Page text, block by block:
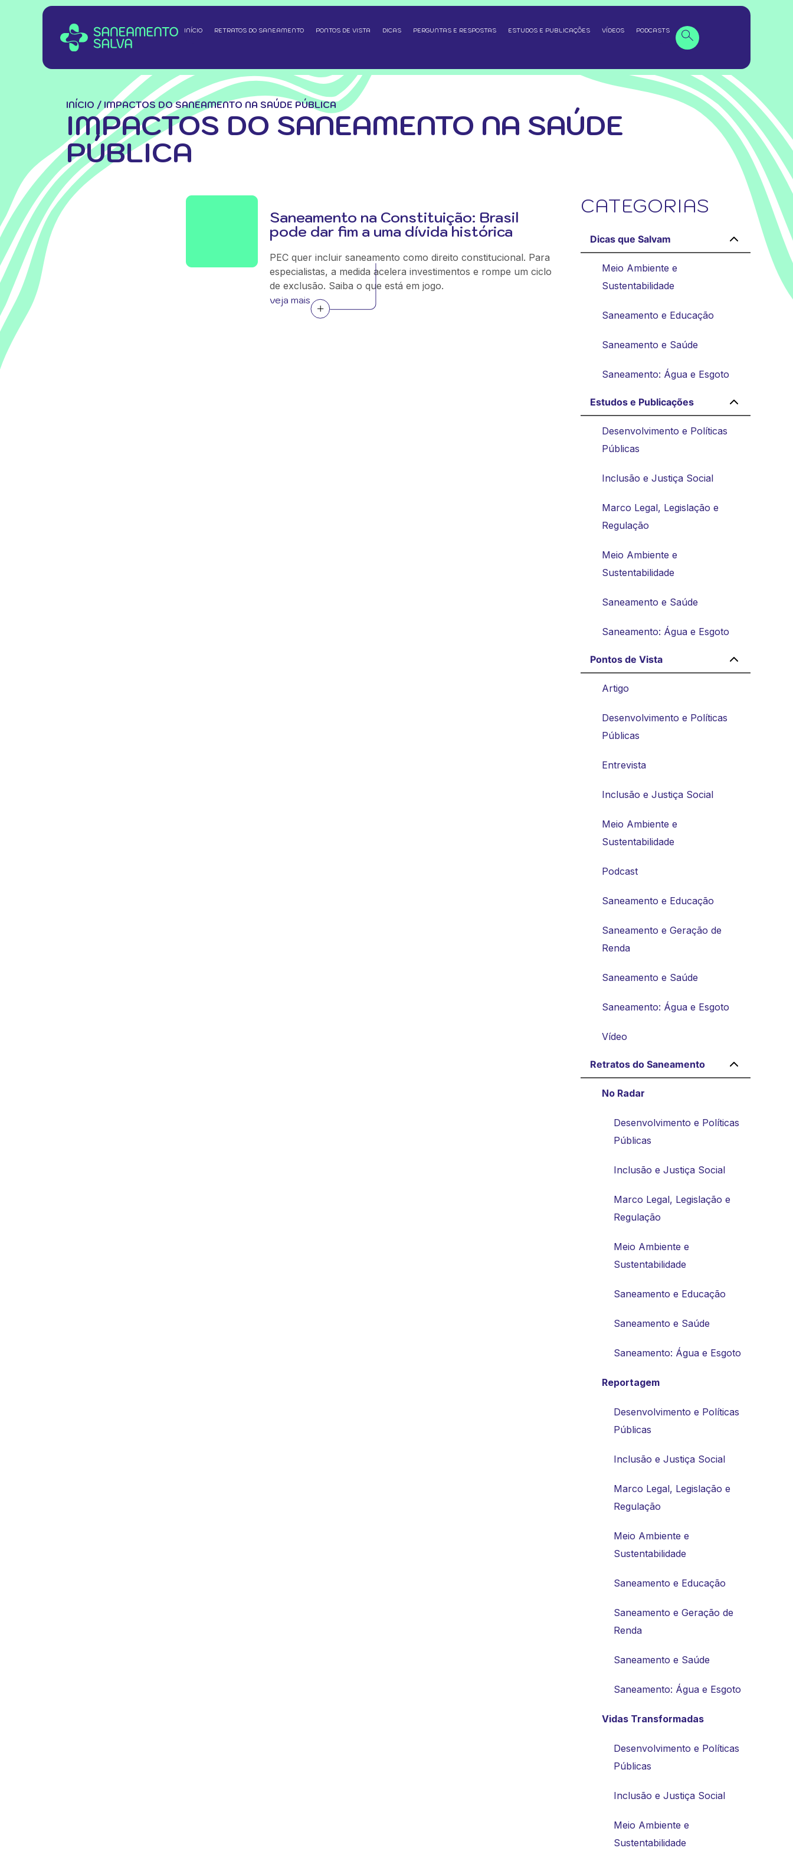
INÍCIO RETRATOS DO SANEAMENTO PONTOS DE VISTA DICAS PERGUNTAS E RESPOSTAS ESTUDOS E PUBLICAÇÕES VÍDEOS PODCASTS
INÍCIO / IMPACTOS DO SANEAMENTO NA SAÚDE PÚBLICA
IMPACTOS DO SANEAMENTO NA SAÚDE
PÚBLICA
Saneamento na Constituição: Brasil
pode dar fim a uma dívida histórica
PEC quer incluir saneamento como direito constitucional. Para
especialistas, a medida acelera investimentos e rompe um ciclo
de exclusão. Saiba o que está em jogo.
veja mais
CATEGORIAS
Dicas que Salvam
Meio Ambiente e
Sustentabilidade
Saneamento e Educação
Saneamento e Saúde
Saneamento: Água e Esgoto
Estudos e Publicações
Desenvolvimento e Políticas
Públicas
Inclusão e Justiça Social
Marco Legal, Legislação e
Regulação
Meio Ambiente e
Sustentabilidade
Saneamento e Saúde
Saneamento: Água e Esgoto
Pontos de Vista
Artigo
Desenvolvimento e Políticas
Públicas
Entrevista
Inclusão e Justiça Social
Meio Ambiente e
Sustentabilidade
Podcast
Saneamento e Educação
Saneamento e Geração de
Renda
Saneamento e Saúde
Saneamento: Água e Esgoto
Vídeo
Retratos do Saneamento
No Radar
Desenvolvimento e Políticas
Públicas
Inclusão e Justiça Social
Marco Legal, Legislação e
Regulação
Meio Ambiente e
Sustentabilidade
Saneamento e Educação
Saneamento e Saúde
Saneamento: Água e Esgoto
Reportagem
Desenvolvimento e Políticas
Públicas
Inclusão e Justiça Social
Marco Legal, Legislação e
Regulação
Meio Ambiente e
Sustentabilidade
Saneamento e Educação
Saneamento e Geração de
Renda
Saneamento e Saúde
Saneamento: Água e Esgoto
Vidas Transformadas
Desenvolvimento e Políticas
Públicas
Inclusão e Justiça Social
Meio Ambiente e
Sustentabilidade